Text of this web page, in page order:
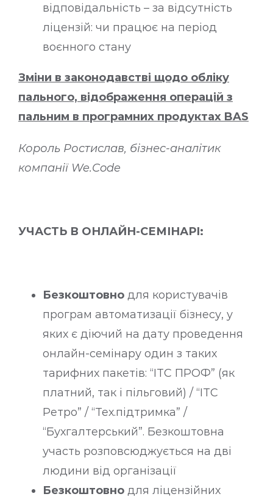
відповідальність – за відсутність
ліцензій: чи працює на період
воєнного стану
Зміни в законодавстві щодо обліку
пального, відображення операцій з
пальним в програмних продуктах BAS
Король Ростислав, бізнес-аналітик
компанії We.Code
УЧАСТЬ В ОНЛАЙН-СЕМІНАРІ:
Безкоштовно для користувачів
програм автоматизації бізнесу, у
яких є діючий на дату проведення
онлайн-семінару один з таких
тарифних пакетів: “ІТС ПРОФ” (як
платний, так і пільговий) / “ІТС
Ретро” / “Тех.підтримка” /
“Бухгалтерський”. Безкоштовна
участь розповсюджується на дві
людини від організації
Безкоштовно для ліцензійних